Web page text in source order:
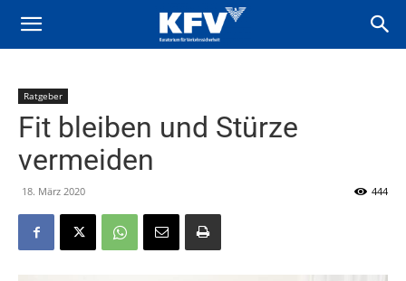
Ratgeber
Fit bleiben und Stürze
vermeiden
18. März 2020 444